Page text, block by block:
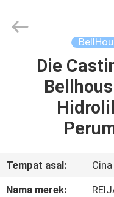
RUMAH
PRODUK
TENTANG
Die
Tempat asal:
Cina
Nama merek: